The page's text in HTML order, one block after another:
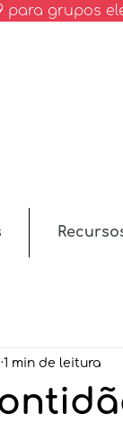
para grupos
1 min de leitura